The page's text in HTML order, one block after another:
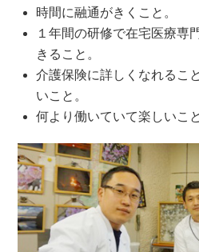
時間に融通がきくこと。
１年間の研修で在宅医療専
きること。
介護保険に詳しくなれるこ
いこと。
何より働いていて楽しいこと